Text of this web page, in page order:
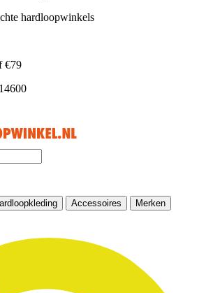
hardloopwinkels
€79
Accessoires
Merken